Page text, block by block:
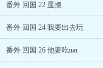
番外 回国 22 显摆
番外 回国 24 我要出去玩
番外 回国 26 他要吃nai